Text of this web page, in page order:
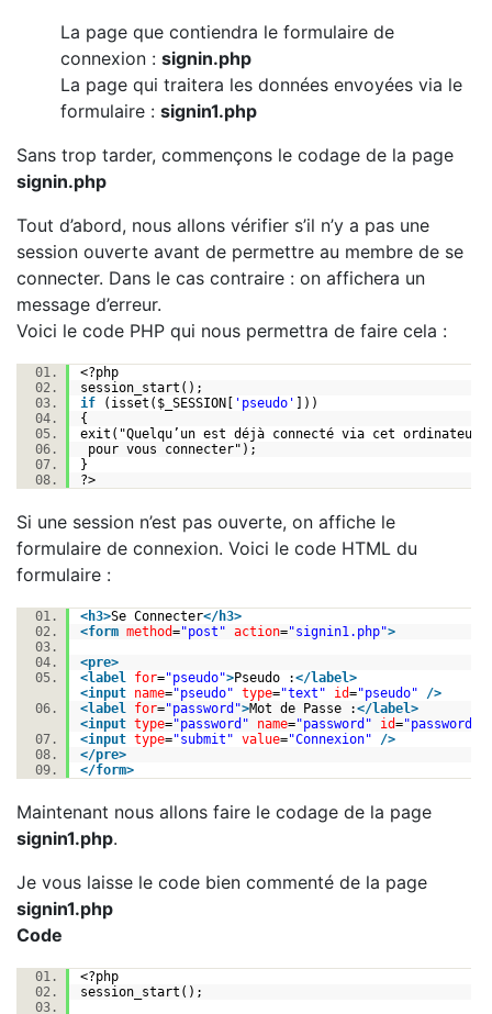
La page que contiendra le formulaire de
connexion : signin.php
La page qui traitera les données envoyées via le
formulaire : signin1.php
Sans trop tarder, commençons le codage de la page
signin.php
Tout d’abord, nous allons vérifier s’il n’y a pas une
session ouverte avant de permettre au membre de se
connecter. Dans le cas contraire : on affichera un
message d’erreur.
Voici le code PHP qui nous permettra de faire cela :
<?php
session_start();
if (isset( $_SESSION 'pseudo'
]))
{
exit ("Quelqu’un est déjà connecté via cet
pour vous connecter");
}
?>
Si une session n’est pas ouverte, on affiche le
formulaire de connexion. Voici le code HTML du
formulaire :
<h3>Se Connecter</h3>
<form method="post" action="signin1.php">
<pre>
<label for="pseudo">Pseudo :</label>
<input name="pseudo" type="text" id="pseudo"
/>
<label for="password">Mot de Passe :</label>
<input type="password" name="password" id="password"
<input type="submit" value="Connexion"
/>
</pre>
</form>
Maintenant nous allons faire le codage de la page
signin1.php.
Je vous laisse le code bien commenté de la page
signin1.php
Code
<?php
session_start();